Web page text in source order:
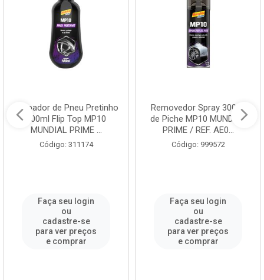
Limpador de Pneu Pretinho
100ml Flip Top MP10
MUNDIAL PRIME ...
Código: 311174
Faça seu login
ou
cadastre-se
para ver preços
e comprar
Removedor Spray 300ml
de Piche MP10 MUNDIAL
PRIME / REF. AE0...
Código: 999572
Faça seu login
ou
cadastre-se
para ver preços
e comprar